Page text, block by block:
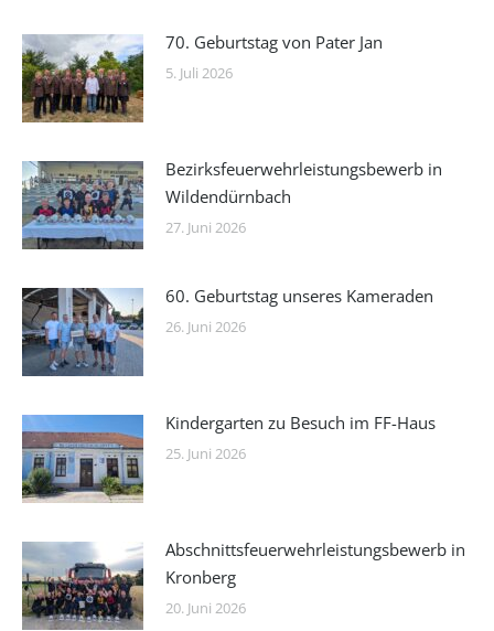
70. Geburtstag von Pater Jan
5. Juli 2026
Bezirksfeuerwehrleistungsbewerb in
Wildendürnbach
27. Juni 2026
60. Geburtstag unseres Kameraden
26. Juni 2026
Kindergarten zu Besuch im FF-Haus
25. Juni 2026
Abschnittsfeuerwehrleistungsbewerb in
Kronberg
20. Juni 2026